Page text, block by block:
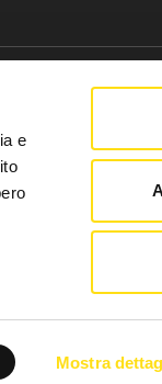
e
Mostra
Link utili
Privacy policy